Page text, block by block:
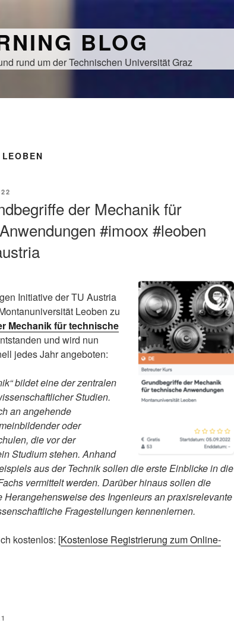
BLOG
rund um der Technischen Universität Graz
LEOBEN
der Mechanik für
#imoox #leoben
Initiative der TU Austria
Leoben zu
Mechanik für technische
und wird nun
jedes Jahr angeboten:
bildet eine der zentralen
Studien.
an angehende
oder
die vor der
Studium stehen. Anhand
aus der Technik sollen die erste Einblicke in die
vermittelt werden. Darüber hinaus sollen die
Herangehensweise des Ingenieurs an praxisrelevante
Fragestellungen kennenlernen.
kostenlos: [Kostenlose Registrierung zum Online-